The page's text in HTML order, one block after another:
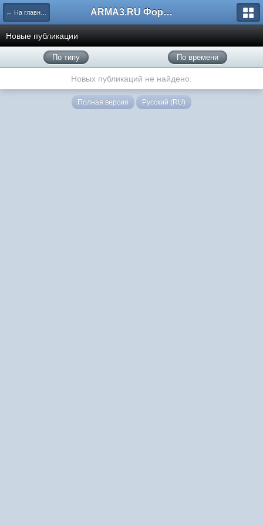
← На главную ARMA3.RU Форум
Новые публикации
По типу По времени
Новых публикаций не найдено.
Полная версия Русский (RU)